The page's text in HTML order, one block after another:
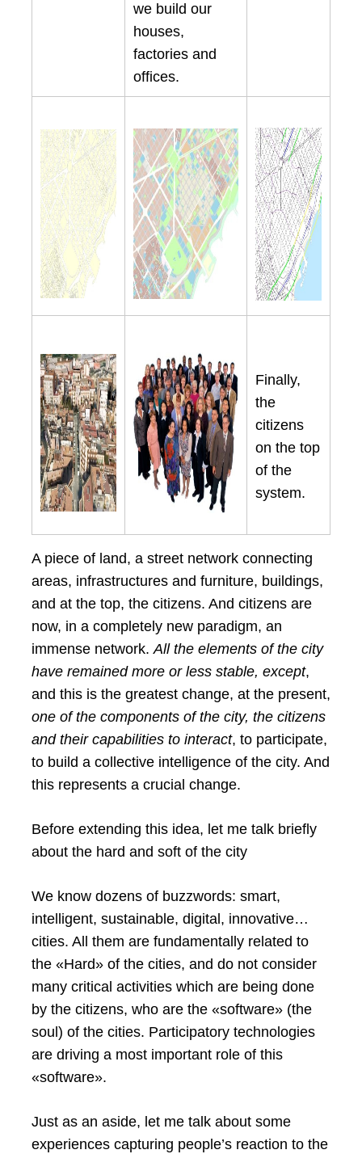
we build our
houses,
factories and
offices.
Finally,
the
citizens
on the top
of the
system.
A piece of land, a street network connecting
areas, infrastructures and furniture, buildings,
and at the top, the citizens. And citizens are
now, in a completely new paradigm, an
immense network. All the elements of the city
have remained more or less stable, except,
and this is the greatest change, at the present,
one of the components of the city, the citizens
and their capabilities to interact, to participate,
to build a collective intelligence of the city. And
this represents a crucial change.
Before extending this idea, let me talk briefly
about the hard and soft of the city
We know dozens of buzzwords: smart,
intelligent, sustainable, digital, innovative…
cities. All them are fundamentally related to
the «Hard» of the cities, and do not consider
many critical activities which are being done
by the citizens, who are the «software» (the
soul) of the cities. Participatory technologies
are driving a most important role of this
«software».
Just as an aside, let me talk about some
experiences capturing people’s reaction to the